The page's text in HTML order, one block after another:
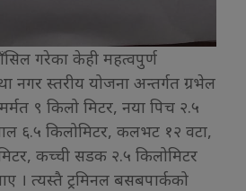
गरेका केही महत्वपुर्ण
नगर स्तरीय योजना अन्तर्गत ग्रभेल
९ किलो मिटर, नया पिच २.५
६.५ किलोमिटर, कलभट १२ वटा,
कच्ची सडक २.५ किलोमिटर
। त्यस्तै ट्रमिनल बसबपार्कको